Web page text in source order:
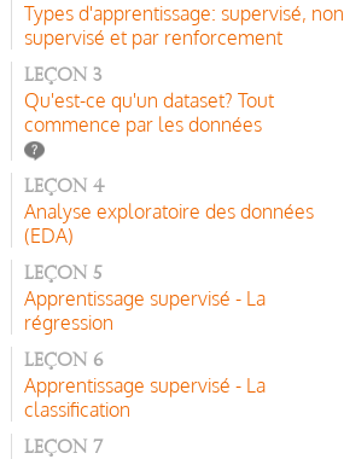
Types d'apprentissage: supervisé, non
supervisé et par renforcement
Leçon 3
Qu'est-ce qu'un dataset? Tout
commence par les données
Leçon 4
Analyse exploratoire des données
(EDA)
Leçon 5
Apprentissage supervisé - La
régression
Leçon 6
Apprentissage supervisé - La
classification
Leçon 7